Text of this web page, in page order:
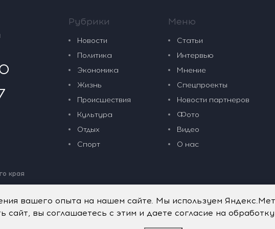
края
Рубрики
Новости
Политика
Экономика
Жизнь
Происшествия
Культура
Отдых
Спорт
Меню
Статьи
Интервью
Мнение
Спецпроекты
Новости партнеров
Фото
Видео
О нас
вашего опыта на нашем сайте. Мы используем
сайт, вы соглашаетесь с этим и даете согласие на